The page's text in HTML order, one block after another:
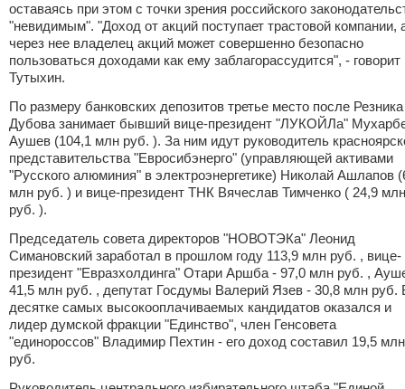
оставаясь при этом с точки зрения российского
"невидимым". "Доход от акций поступает трастовой компании,
через нее владелец акций может совершенно безопасно
пользоваться доходами как ему заблагорассудится", - говорит
Тутыхин.
По размеру банковских депозитов третье место после
Дубова занимает бывший вице-президент "ЛУКОЙЛа"
Аушев (104,1 млн руб. ). За ним идут руководитель
представительства "Евросибэнерго" (управляющей активами
"Русского алюминия" в электроэнергетике) Николай Ашлапов
млн руб. ) и вице-президент ТНК Вячеслав Тимченко ( 24,9 млн
руб. ).
Председатель совета директоров "НОВОТЭКа" Леонид
Симановский заработал в прошлом году 113,9 млн руб. , вице-
президент "Евразхолдинга" Отари Аршба - 97,0 млн руб. ,
41,5 млн руб. , депутат Госдумы Валерий Язев - 30,8 млн руб.
десятке самых высокооплачиваемых кандидатов оказался и
лидер думской фракции "Единство", член Генсовета
"единороссов" Владимир Пехтин - его доход составил 19,5 млн
руб.